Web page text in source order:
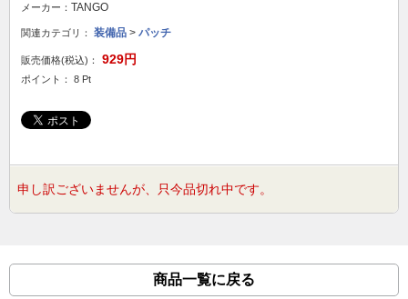
メーカー： TANGO
関連カテゴリ： 装備品 > パッチ
販売価格(税込)： 929円
ポイント： 8 Pt
申し訳ございませんが、只今品切れ中です。
商品一覧に戻る